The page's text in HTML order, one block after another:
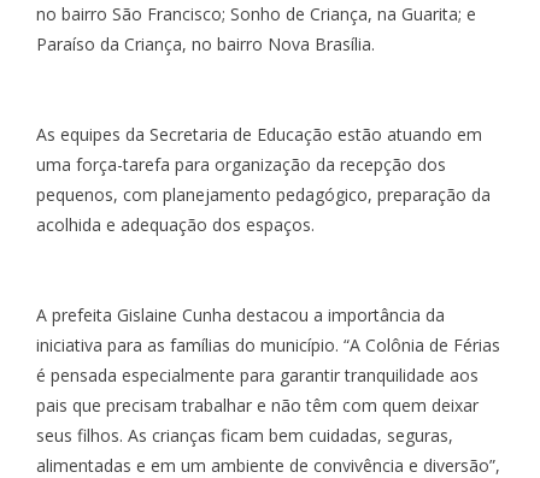
no bairro São Francisco; Sonho de Criança, na Guarita; e
Paraíso da Criança, no bairro Nova Brasília.
As equipes da Secretaria de Educação estão atuando em
uma força-tarefa para organização da recepção dos
pequenos, com planejamento pedagógico, preparação da
acolhida e adequação dos espaços.
A prefeita Gislaine Cunha destacou a importância da
iniciativa para as famílias do município. “A Colônia de Férias
é pensada especialmente para garantir tranquilidade aos
pais que precisam trabalhar e não têm com quem deixar
seus filhos. As crianças ficam bem cuidadas, seguras,
alimentadas e em um ambiente de convivência e diversão”,